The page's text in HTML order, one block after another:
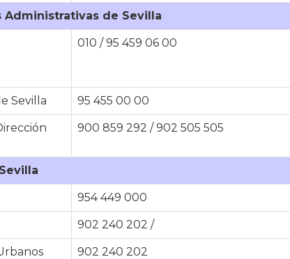
de Sevilla
010 / 95 459 06 00
Sevilla 95 455 00 00
900 859 292 / 902 505 505
954 449 000
902 240 202 /
902 240 202